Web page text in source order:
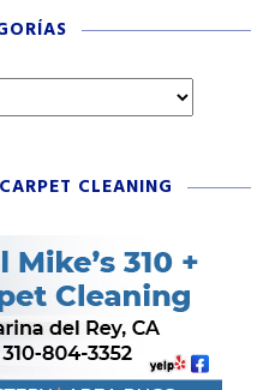
CLEANING